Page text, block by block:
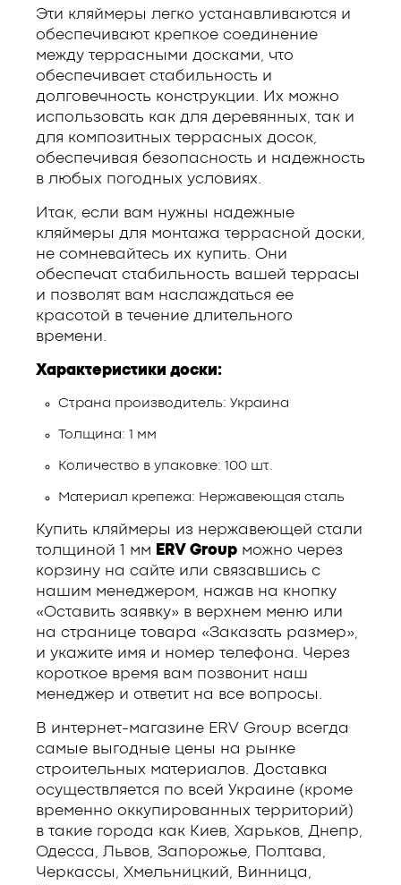
Эти кляймеры легко устанавливаются и
обеспечивают крепкое соединение
между террасными досками, что
обеспечивает стабильность и
долговечность конструкции. Их можно
использовать как для деревянных, так и
для композитных террасных досок,
обеспечивая безопасность и надежность
в любых погодных условиях.
Итак, если вам нужны надежные
кляймеры для монтажа террасной доски,
не сомневайтесь их купить. Они
обеспечат стабильность вашей террасы
и позволят вам наслаждаться ее
красотой в течение длительного
времени.
Характеристики доски:
Страна производитель: Украина
Толщина: 1 мм
Количество в упаковке: 100 шт.
Материал крепежа: Нержавеющая сталь
Купить кляймеры из нержавеющей стали
толщиной 1 мм
ERV Group можно через
корзину на сайте или связавшись с
нашим менеджером, нажав на кнопку
«Оставить заявку» в верхнем меню или
на странице товара «Заказать размер»,
и укажите имя и номер телефона. Через
короткое время вам позвонит наш
менеджер и ответит на все вопросы.
В интернет-магазине ERV Group всегда
самые выгодные цены на рынке
строительных материалов. Доставка
осуществляется по всей Украине (кроме
временно оккупированных территорий)
в такие города как Киев, Харьков, Днепр,
Одесса, Львов, Запорожье, Полтава,
Черкассы, Хмельницкий, Винница,